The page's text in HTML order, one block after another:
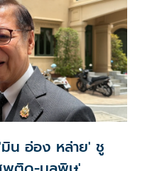
สำนักงานคณะกรรมการ
หรือสำนักงาน ป.ป.ส.
น อ่อง หล่าย' ชู